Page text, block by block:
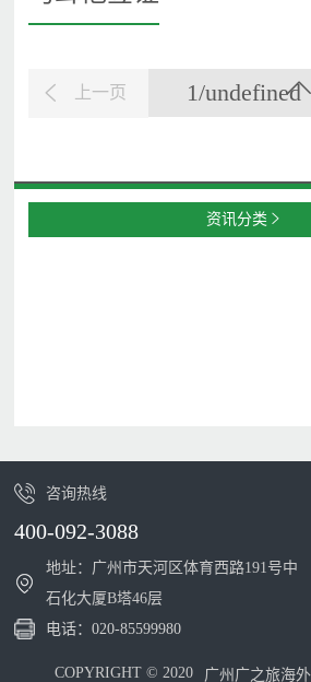
上一页 1/undefined
资讯分类 
咨询热线
400-092-3088
地址：广州市天河区体育西路191号中
石化大厦B塔46层
电话：020-85599980
COPYRIGHT © 2020 广州广之旅海